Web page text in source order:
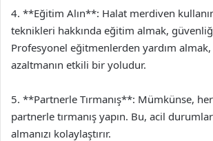
4. **Eğitim Alın**: Halat merdiven
teknikleri hakkında eğitim almak,
Profesyonel eğitmenlerden yardım
azaltmanın etkili bir yoludur.
5. **Partnerle Tırmanış**: Mümkünse,
partnerle tırmanış yapın. Bu, acil
almanızı kolaylaştırır.